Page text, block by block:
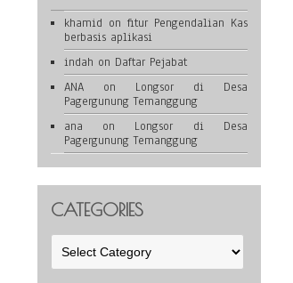
khamid on fitur Pengendalian Kas
berbasis aplikasi
indah on Daftar Pejabat
ANAon Longsor di Desa
Pagergunung Temanggung
ana on Longsor di Desa
Pagergunung Temanggung
CATEGORIES
Categories